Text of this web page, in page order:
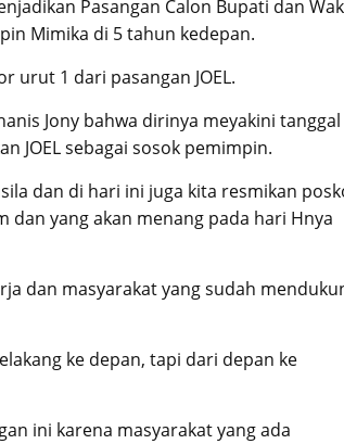
Pasangan Calon Bupati dan
Mimika di 5 tahun kedepan.
urut 1 dari pasangan JOEL.
Jony bahwa dirinya meyakini tanggal
JOEL sebagai sosok pemimpin.
dan di hari ini juga kita resmikan
dan yang akan menang pada hari Hnya
dan masyarakat yang sudah
ke depan, tapi dari depan ke
ini karena masyarakat yang ada